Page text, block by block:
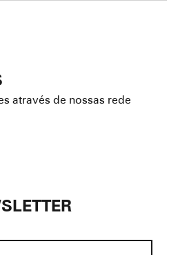
através de nossas rede